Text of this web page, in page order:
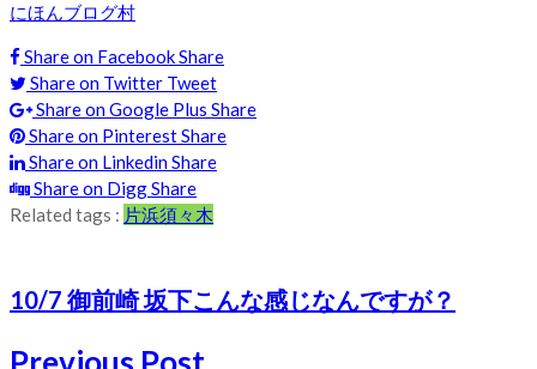
にほんブログ村
Share on FacebookShare
Share on Twitter Tweet
Share on Google Plus Share
Share on PinterestShare
Share on LinkedinShare
Share on DiggShare
Related tags : 片浜須々木
10/7 御前崎 坂下こんな感じなんですが？
Previous Post